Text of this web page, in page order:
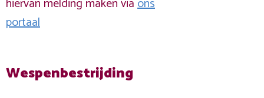
portaal
Wespenbestrijding